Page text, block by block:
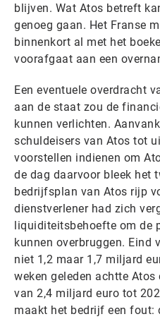
blijven. Wat Atos betreft
genoeg gaan. Het Franse
binnenkort al met het
voorafgaat aan een
Een eventuele overdracht
aan de staat zou de
kunnen verlichten.
schuldeisers van Atos tot
voorstellen indienen om
de dag daarvoor bleek het
bedrijfsplan van Atos rijp
dienstverlener had zich
liquiditeitsbehoefte om de
kunnen overbruggen. Eind
niet 1,2 maar 1,7 miljard
weken geleden achtte
van 2,4 miljard euro tot
maakt het bedrijf een fout: